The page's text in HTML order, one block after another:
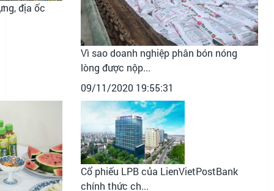
địa ốc
Vì sao doanh nghiệp phân bón nóng
lòng được nộp...
09/11/2020 19:55:31
Cổ phiếu LPB của LienVietPostBank
chính thức ch...